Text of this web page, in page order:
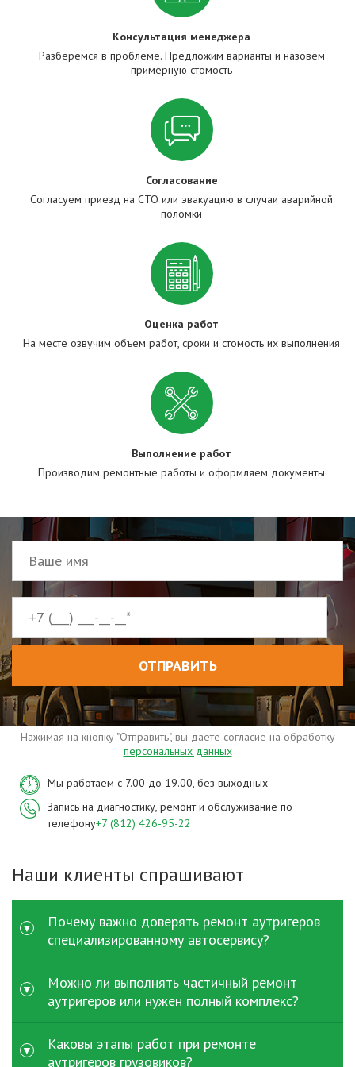
Консультация менеджера
Разберемся в проблеме. Предложим варианты и назовем
примерную стомость
Согласование
Согласуем приезд на СТО или эвакуацию в случаи аварийной
поломки
Оценка работ
На месте озвучим объем работ, сроки и стомость их выполнения
Выполнение работ
Производим ремонтные работы и оформляем документы
ОТПРАВИТЬ
Нажимая на кнопку "Отправить", вы даете согласие на обработку
персональных данных
Мы работаем с 7.00 до 19.00, без выходных
Запись на диагностику, ремонт и обслуживание по
телефону+7 (812) 426-95-22
Наши клиенты спрашивают
Почему важно доверять ремонт аутригеров
специализированному автосервису?
Аутригеры воспринимают значительные нагрузки при работе
спецтехники и напрямую влияют на безопасность. При
проверка нагрузки. Специализированный сервис имеет
Можно ли выполнять частичный ремонт
аутригеров или нужен полный комплекс?
В зависимости от состояния техники возможен как частичный
ремонт аутригеров - например, замена цилиндра или
Каковы этапы работ при ремонте
аутригеров грузовиков?